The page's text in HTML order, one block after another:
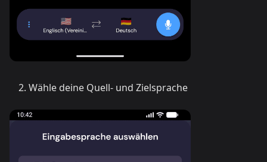
Wähle deine Quell- und Zielsprache